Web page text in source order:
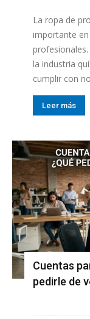
La ropa de
importante
la industria
cumplir con
Leer más
Cuentas
pedirle de